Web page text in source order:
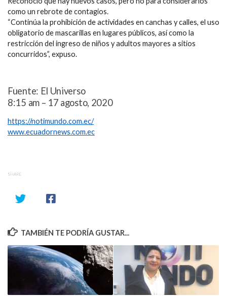
como un rebrote de contagios.
“Continúa la prohibición de actividades en canchas y calles, el uso
obligatorio de mascarillas en lugares públicos, así como la
restricción del ingreso de niños y adultos mayores a sitios
concurridos”, expuso.
Fuente: El Universo
8:15 am – 17 agosto, 2020
https://notimundo.com.ec/
www.ecuadornews.com.ec
SHARE
TAMBIÉN TE PODRÍA GUSTAR...